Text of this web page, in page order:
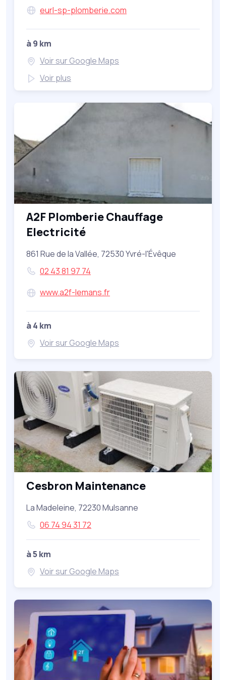
eurl-sp-plomberie.com
à 9 km
Voir sur Google Maps
Voir plus
A2F Plomberie Chauffage
Electricité
861 Rue de la Vallée, 72530 Yvré-l'Évêque
02 43 81 97 74
www.a2f-lemans.fr
à 4 km
Voir sur Google Maps
Cesbron Maintenance
La Madeleine, 72230 Mulsanne
06 74 94 31 72
à 5 km
Voir sur Google Maps